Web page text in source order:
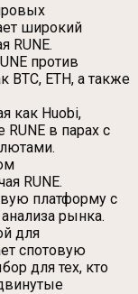
широкий
RUNE.
против
BTC, ETH, а также
как Huobi,
RUNE в парах с
RUNE.
платформу с
рынка.
для
спотовую
для тех, кто